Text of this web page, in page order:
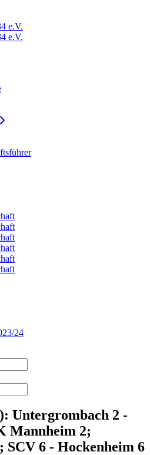
24
Untergrombach 2 -
Mannheim 2;
SCV 6 - Hockenheim 6